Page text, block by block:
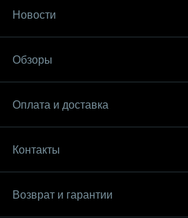
Новости
Обзоры
Оплата и доставка
Контакты
Возврат и гарантии